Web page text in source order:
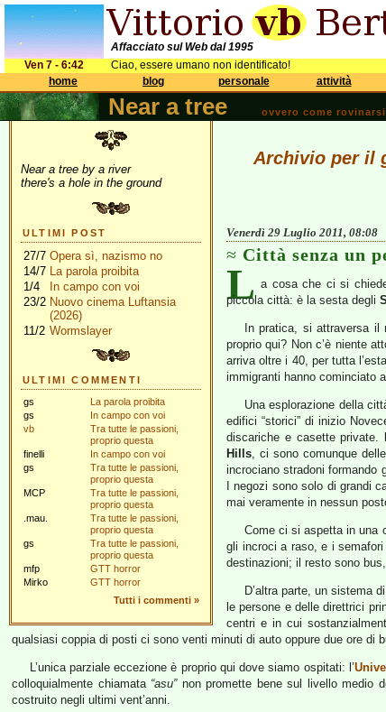
Affacciato sul Web dal 1995
Ven 7 - 6:42
Ciao, essere umano non identificato!
home
blog personale attività
Near a tree ovvero come
Near a tree by a river
there's a hole in the ground
ULTIMI POST
27/7 Opera sì, nazismo no
14/7 La parola proibita
1/4
In campo con voi
23/2 Nuovo cinema Luftansia
(2026)
11/2 Wormslayer
ULTIMI COMMENTI
gs
La parola proibita
gs
In campo con voi
vb
Tra tutte le passioni,
proprio questa
finelli
In campo con voi
gs
Tra tutte le passioni,
proprio questa
MCP
Tra tutte le passioni,
proprio questa
.mau.
Tra tutte le passioni,
proprio questa
gs
Tra tutte le passioni,
proprio questa
mfp
GTT horror
Mirko
GTT horror
Tutti i commenti »
Archivio per il
Venerdì 29 Luglio 2011, 08:08
Città senza un
L a cosa che ci si
piccola città: è la sesta degli
In pratica, si attraversa il
proprio qui? Non c’è niente
arriva oltre i 40, per tutta
immigranti hanno cominciato
Una esplorazione della
edifici “storici” di inizio
discariche e casette private.
Hills, ci sono comunque
incrociano stradoni formando
I negozi sono solo di grandi
mai veramente in nessun
Come ci si aspetta in una
gli incroci a raso, e i
destinazioni; il resto sono
D’altra parte, un sistema
le persone e delle direttrici
centri e in cui
qualsiasi coppia di posti ci sono venti minuti di auto oppure due ore di
L’unica parziale eccezione è proprio qui dove siamo ospitati: l’
colloquialmente chiamata “asu”non promette bene sul livello medio
costruito negli ultimi vent’anni.